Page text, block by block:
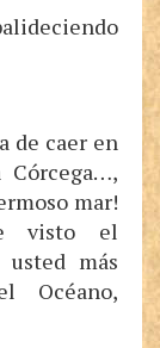
de caer en
mar!
visto el
más
Océano,